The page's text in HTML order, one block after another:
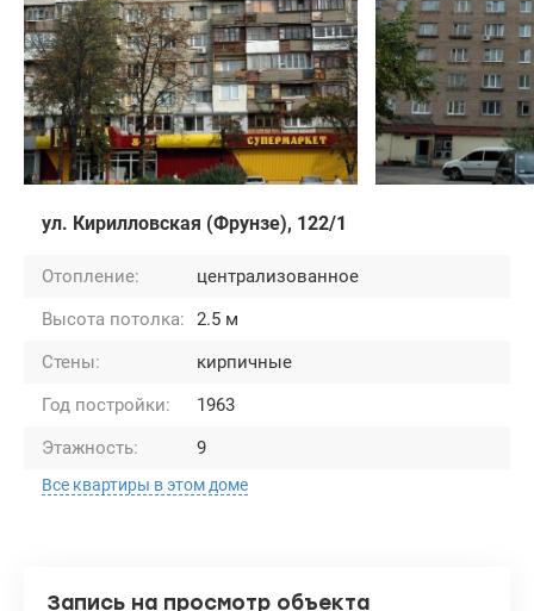
ул. Кирилловская (Фрунзе), 122/1
Отопление:
централизованное
Высота потолка:
2.5 м
Стены:
кирпичные
Год постройки:
1963
Этажность:
9
Все квартиры в этом доме
Запись на просмотр объекта